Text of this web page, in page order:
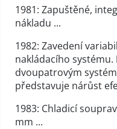
1981: Zapuštěné,
nákladu ...
1982: Zavedení
nakládacího
dvoupatrovým
představuje nárůst
1983: Chladicí
mm ...